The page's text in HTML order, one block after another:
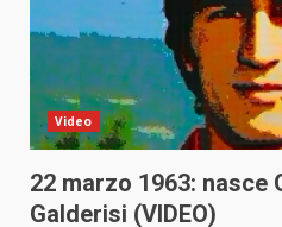
Video
22 marzo 1963: nasce
Galderisi (VIDEO)